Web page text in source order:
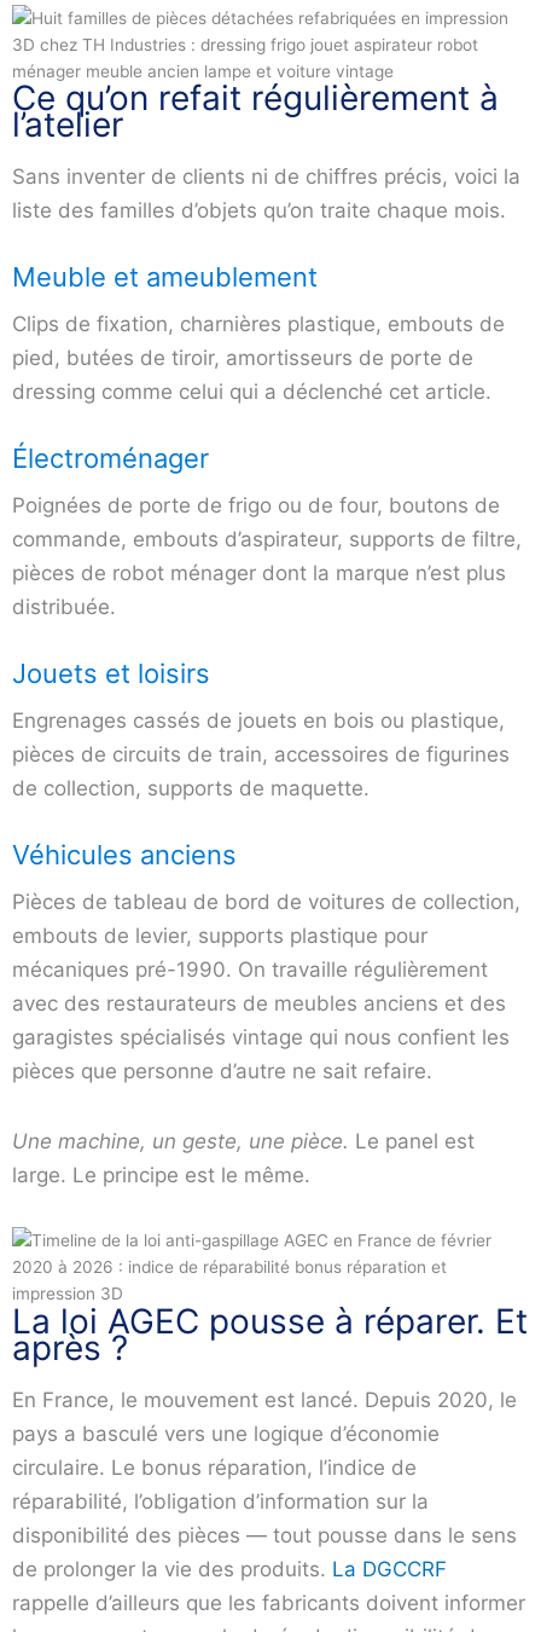
Ce qu’on refait régulièrement à
l’atelier
Sans inventer de clients ni de chiffres précis, voici la
liste des familles d’objets qu’on traite chaque mois.
Meuble et ameublement
Clips de fixation, charnières plastique, embouts de
pied, butées de tiroir, amortisseurs de porte de
dressing comme celui qui a déclenché cet article.
Électroménager
Poignées de porte de frigo ou de four, boutons de
commande, embouts d’aspirateur, supports de filtre,
pièces de robot ménager dont la marque n’est plus
distribuée.
Jouets et loisirs
Engrenages cassés de jouets en bois ou plastique,
pièces de circuits de train, accessoires de figurines
de collection, supports de maquette.
Véhicules anciens
Pièces de tableau de bord de voitures de collection,
embouts de levier, supports plastique pour
mécaniques pré-1990. On travaille régulièrement
avec des restaurateurs de meubles anciens et des
garagistes spécialisés vintage qui nous confient les
pièces que personne d’autre ne sait refaire.
Une machine, un geste, une pièce. Le panel est
large. Le principe est le même.
La loi AGEC pousse à réparer. Et
après ?
En France, le mouvement est lancé. Depuis 2020, le
pays a basculé vers une logique d’économie
circulaire. Le bonus réparation, l’indice de
réparabilité, l’obligation d’information sur la
disponibilité des pièces — tout pousse dans le sens
de prolonger la vie des produits. La DGCCRF
rappelle d’ailleurs que les fabricants doivent informer